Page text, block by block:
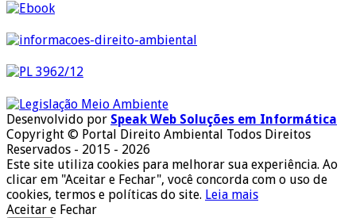
Desenvolvido por Speak Web Soluções em Informática
Copyright © Portal Direito Ambiental Todos Direitos
Reservados - 2015 - 2026
Este site utiliza cookies para melhorar sua experiência. Ao
clicar em "Aceitar e Fechar", você concorda com o uso de
cookies, termos e políticas do site. Leia mais
Aceitar e Fechar